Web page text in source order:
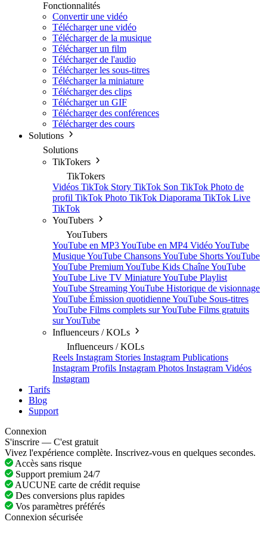
Fonctionnalités
Convertir une vidéo
Télécharger une vidéo
Télécharger de la musique
Télécharger un film
Télécharger de l'audio
Télécharger les sous-titres
Télécharger la miniature
Télécharger des clips
Télécharger un GIF
Télécharger des conférences
Télécharger des cours
Solutions
Solutions
TikTokers
TikTokers
Vidéos TikTok Story TikTok Son TikTok Photo de
profil TikTok Photo TikTok Diaporama TikTok Live
TikTok
YouTubers
YouTubers
YouTube en MP3YouTube en MP4 Vidéo YouTube
Musique YouTube Chansons YouTube Shorts YouTube
YouTube PremiumYouTube Kids Chaîne YouTube
YouTube Live TV Miniature YouTube Playlist
YouTube Streaming YouTube Historique de visionnage
YouTube Émission quotidienne YouTube Sous-titres
YouTube Films complets sur YouTube Films gratuits
sur YouTube
Influenceurs / KOLs
Influenceurs / KOLs
Reels Instagram Stories Instagram Publications
Instagram Profils Instagram Photos Instagram Vidéos
Instagram
Tarifs
Blog
Support
Connexion
S'inscrire — C'est gratuit
Vivez l'expérience complète. Inscrivez-vous en quelques secondes.
Accès sans risque
Support premium 24/7
AUCUNE carte de crédit requise
Des conversions plus rapides
Vos paramètres préférés
Connexion sécurisée